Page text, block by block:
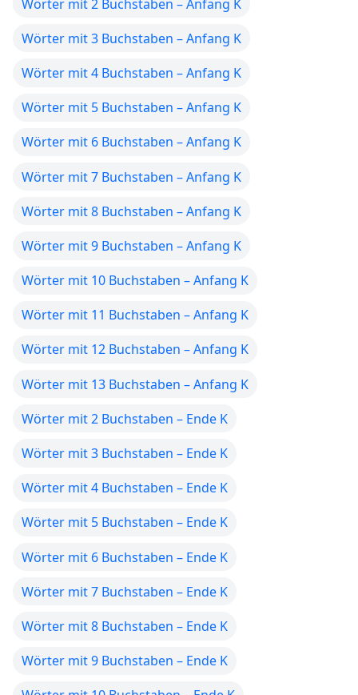
Wörter mit 2 Buchstaben – Anfang K
Wörter mit 3 Buchstaben – Anfang K
Wörter mit 4 Buchstaben – Anfang K
Wörter mit 5 Buchstaben – Anfang K
Wörter mit 6 Buchstaben – Anfang K
Wörter mit 7 Buchstaben – Anfang K
Wörter mit 8 Buchstaben – Anfang K
Wörter mit 9 Buchstaben – Anfang K
Wörter mit 10 Buchstaben – Anfang K
Wörter mit 11 Buchstaben – Anfang K
Wörter mit 12 Buchstaben – Anfang K
Wörter mit 13 Buchstaben – Anfang K
Wörter mit 2 Buchstaben – Ende K
Wörter mit 3 Buchstaben – Ende K
Wörter mit 4 Buchstaben – Ende K
Wörter mit 5 Buchstaben – Ende K
Wörter mit 6 Buchstaben – Ende K
Wörter mit 7 Buchstaben – Ende K
Wörter mit 8 Buchstaben – Ende K
Wörter mit 9 Buchstaben – Ende K